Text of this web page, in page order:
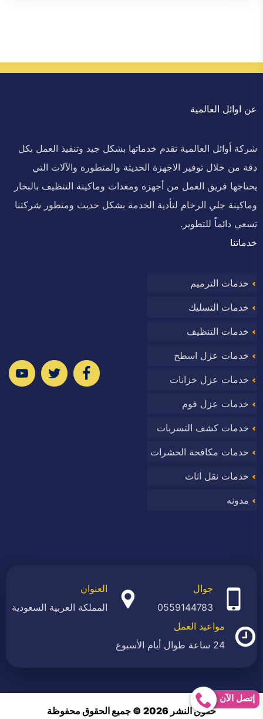
عن اوائل العالمية
شركة أوائل العالمية تقدم خدماتها بشكل جيد وتنفيذ العمل بكل
دقة من خلال توفير الاجهزة الحديثة والمتطورة والآلات التي
يحتاجها فريق العمل من أجهزة ومعدات وماكينة التنظيف بالبخار
وماكينة جلي الرخام لتأدية الخدمة بشكل حديث ومتطور شركتنا
تسعي دائماً للتطوير.
خدماتنا
خدمات الترميم
خدمات التسليك
خدمات التنظيف
خدمات عزل اسطح
خدمات عزل خزانات
خدمات عزل فوم
خدمات كشف التسربات
خدمات مكافحة الحشرات
خدمات نقل اثاث
مدونه
جوال
0559144783
العنوان
المملكة العربية السعودية
مواعيد العمل
24 ساعة طوال أيام الأسبوع
حقوق النشر 2026 © جميع الحقوق محفوظة
إتصل الآن